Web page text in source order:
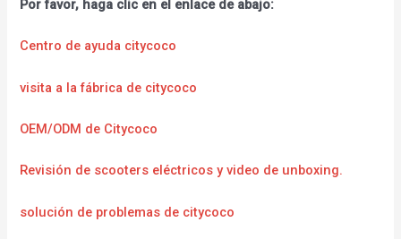
Por favor, haga clic en el enlace de abajo:
Centro de ayuda citycoco
visita a la fábrica de citycoco
OEM/ODM de Citycoco
Revisión de scooters eléctricos y video de unboxing.
solución de problemas de citycoco